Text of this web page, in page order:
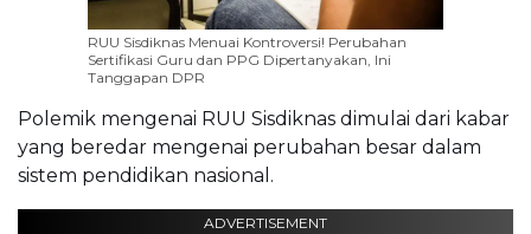
RUU Sisdiknas Menuai Kontroversi! Perubahan
Sertifikasi Guru dan PPG Dipertanyakan, Ini
Tanggapan DPR
Polemik mengenai RUU Sisdiknas dimulai dari kabar
yang beredar mengenai perubahan besar dalam
sistem pendidikan nasional.
ADVERTISEMENT